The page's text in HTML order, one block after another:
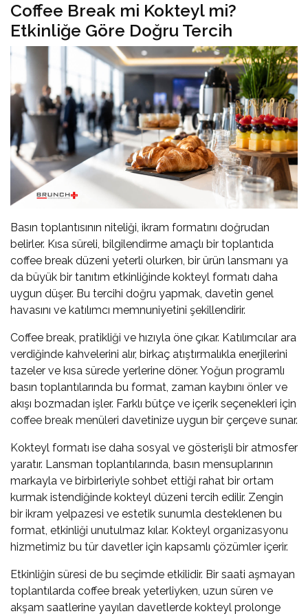
Coffee Break mi Kokteyl mi?
Etkinliğe Göre Doğru Tercih
Basın toplantısının niteliği, ikram formatını doğrudan
belirler. Kısa süreli, bilgilendirme amaçlı bir toplantıda
coffee break düzeni yeterli olurken, bir ürün lansmanı ya
da büyük bir tanıtım etkinliğinde kokteyl formatı daha
uygun düşer. Bu tercihi doğru yapmak, davetin genel
havasını ve katılımcı memnuniyetini şekillendirir.
Coffee break, pratikliği ve hızıyla öne çıkar. Katılımcılar ara
verdiğinde kahvelerini alır, birkaç atıştırmalıkla enerjilerini
tazeler ve kısa sürede yerlerine döner. Yoğun programlı
basın toplantılarında bu format, zaman kaybını önler ve
akışı bozmadan işler. Farklı bütçe ve içerik seçenekleri için
coffee break menüleri davetinize uygun bir çerçeve sunar.
Kokteyl formatı ise daha sosyal ve gösterişli bir atmosfer
yaratır. Lansman toplantılarında, basın mensuplarının
markayla ve birbirleriyle sohbet ettiği rahat bir ortam
kurmak istendiğinde kokteyl düzeni tercih edilir. Zengin
bir ikram yelpazesi ve estetik sunumla desteklenen bu
format, etkinliği unutulmaz kılar. Kokteyl organizasyonu
hizmetimiz bu tür davetler için kapsamlı çözümler içerir.
Etkinliğin süresi de bu seçimde etkilidir. Bir saati aşmayan
toplantılarda coffee break yeterliyken, uzun süren ve
akşam saatlerine yayılan davetlerde kokteyl prolonge